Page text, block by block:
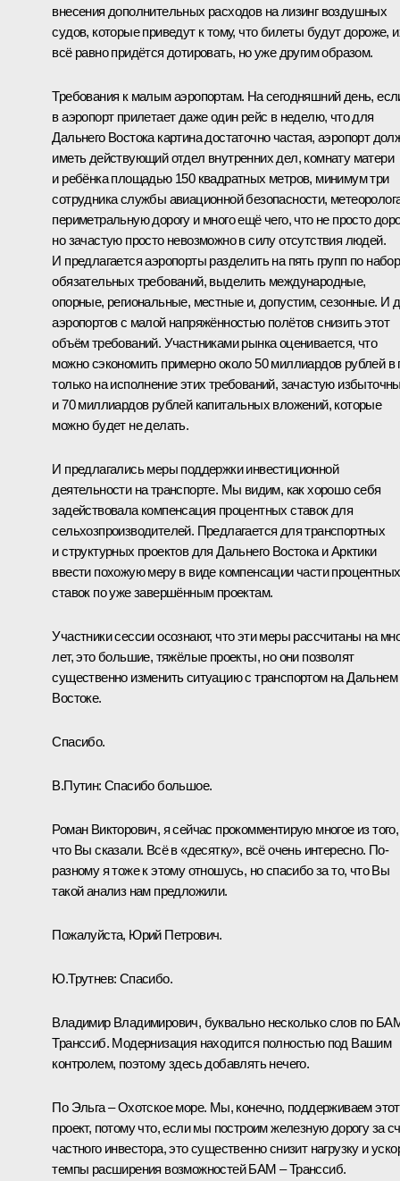
внесения дополнительных расходов на лизинг воздушных
судов, которые приведут к тому, что билеты будут дороже,
всё равно придётся дотировать, но уже другим образом.
Требования к малым аэропортам. На сегодняшний день,
в аэропорт прилетает даже один рейс в неделю, что для
Дальнего Востока картина достаточно частая, аэропорт
иметь действующий отдел внутренних дел, комнату матери
и ребёнка площадью 150 квадратных метров, минимум три
сотрудника службы авиационной безопасности,
периметральную дорогу и много ещё чего, что не просто
но зачастую просто невозможно в силу отсутствия людей.
И предлагается аэропорты разделить на пять групп по
обязательных требований, выделить международные,
опорные, региональные, местные и, допустим, сезонные. И
аэропортов с малой напряжённостью полётов снизить этот
объём требований. Участниками рынка оценивается, что
можно сэкономить примерно около 50 миллиардов рублей в
только на исполнение этих требований, зачастую
и 70 миллиардов рублей капитальных вложений, которые
можно будет не делать.
И предлагались меры поддержки инвестиционной
деятельности на транспорте. Мы видим, как хорошо себя
задействовала компенсация процентных ставок для
сельхозпроизводителей. Предлагается для транспортных
и структурных проектов для Дальнего Востока и Арктики
ввести похожую меру в виде компенсации части процентных
ставок по уже завершённым проектам.
Участники сессии осознают, что эти меры рассчитаны на
лет, это большие, тяжёлые проекты, но они позволят
существенно изменить ситуацию с транспортом на Дальнем
Востоке.
Спасибо.
В.Путин: Спасибо большое.
Роман Викторович, я сейчас прокомментирую многое из того,
что Вы сказали. Всё в «десятку», всё очень интересно. По-
разному я тоже к этому отношусь, но спасибо за то, что Вы
такой анализ нам предложили.
Пожалуйста, Юрий Петрович.
Ю.Трутнев: Спасибо.
Владимир Владимирович, буквально несколько слов по
Транссиб. Модернизация находится полностью под Вашим
контролем, поэтому здесь добавлять нечего.
По Эльга – Охотское море. Мы, конечно, поддерживаем этот
проект, потому что, если мы построим железную дорогу за
частного инвестора, это существенно снизит нагрузку и
темпы расширения возможностей БАМ – Транссиб.